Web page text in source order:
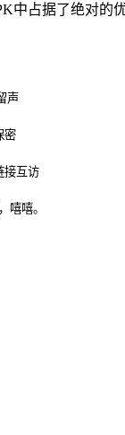
占据了绝对的
声
密
接互访
嘻嘻。